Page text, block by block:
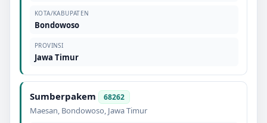
KOTA/KABUPATEN
Bondowoso
PROVINSI
Jawa Timur
Sumberpakem 68262
Maesan, Bondowoso, Jawa Timur